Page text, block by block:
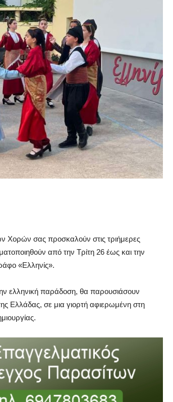
Χορών σας προσκαλούν στις τριήμερες
από την Τρίτη 26 έως και την
«Ελληνίς».
ελληνική παράδοση, θα παρουσιάσουν
Ελλάδας, σε μια γιορτή αφιερωμένη στη